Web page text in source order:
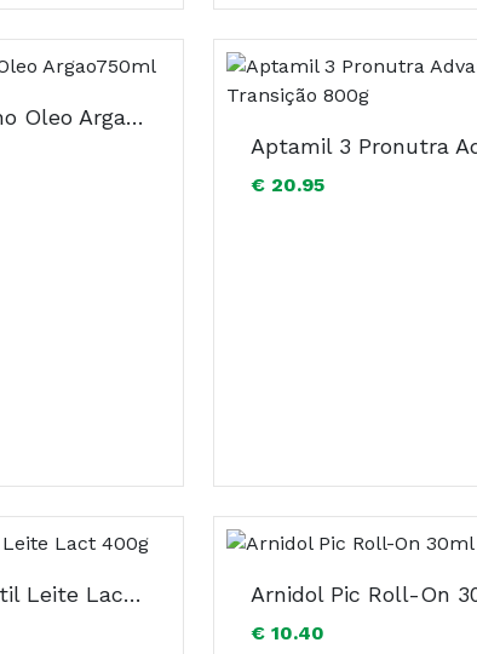
Alvita Gel Banho Oleo Argao750ml
€ 20.95
Aptamil Prematil Leite Lact 400g Arnidol Pic Roll-On
€ 10.40